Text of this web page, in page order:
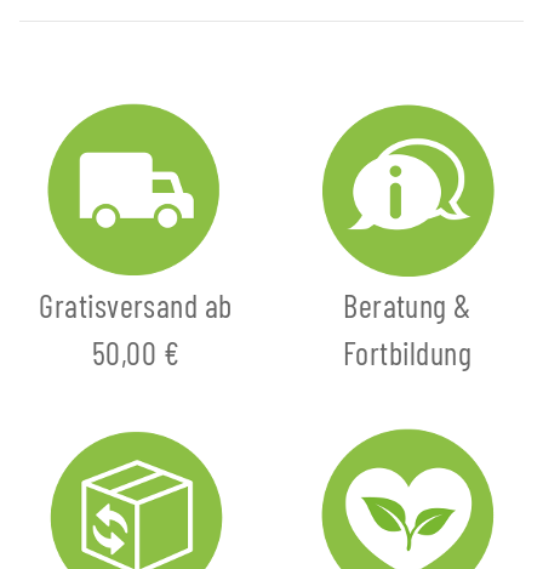
Gratisversand ab
50,00 €
Beratung &
Fortbildung